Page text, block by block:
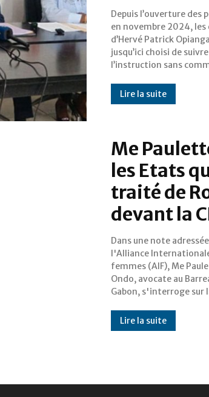
Depuis l’ouverture des
en novembre 2024, les
d’Hervé Patrick
jusqu’ici choisi de suivre
l’instruction sans
public. Pourtant,
conférence de presse
vendredi 14
rompu ce silence pour dénoncer la
Lire la suite
Me
les Etats
traité de
devant la
Dans une note
l'Alliance
femmes (AIF), Me
Ondo, avocate au
Gabon, s'interroge sur
des deux mandats
internationaux émis par
pénale
l'endroit de deux
Lire la suite